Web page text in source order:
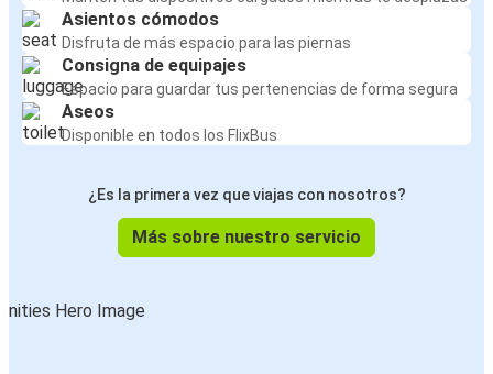
Asientos cómodos
Disfruta de más espacio para las piernas
Consigna de equipajes
Espacio para guardar tus pertenencias de forma segura
Aseos
Disponible en todos los FlixBus
¿Es la primera vez que viajas con nosotros?
Más sobre nuestro servicio